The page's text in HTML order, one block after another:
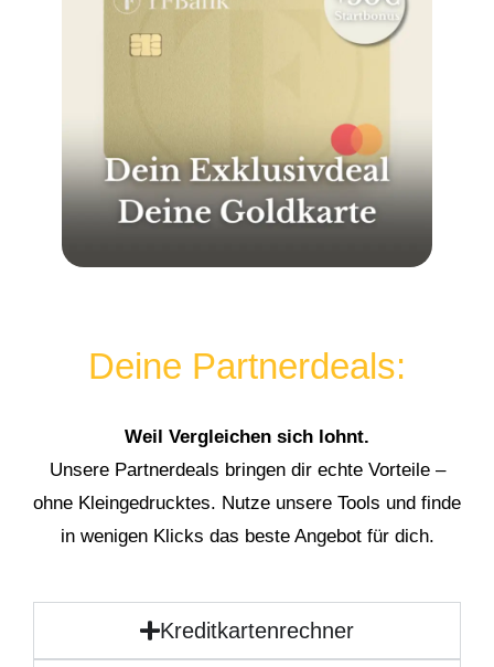
Deine Partnerdeals:
Weil Vergleichen sich lohnt.
Unsere Partnerdeals bringen dir echte Vorteile –
ohne Kleingedrucktes. Nutze unsere Tools und finde
in wenigen Klicks das beste Angebot für dich.
Kreditkartenrechner